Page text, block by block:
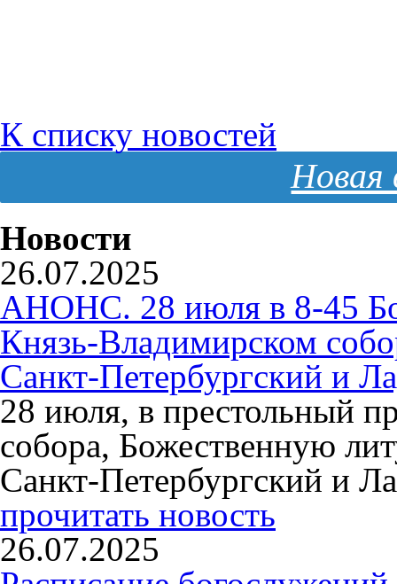
К списку новостей
Новая
Новости
26.07.2025
АНОНС. 28 июля в 8-45
Князь-Владимирском
Санкт-Петербургский и
28 июля, в престольный
собора, Божественную
Санкт-Петербургский и
прочитать новость
26.07.2025